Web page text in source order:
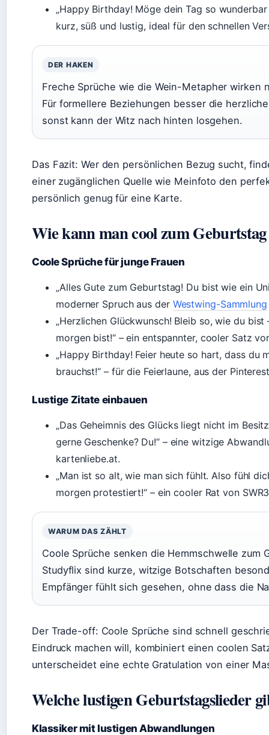
„Happy Birthday! Möge dein Tag so
kurz, süß und lustig, ideal für den schnellen
DER HAKEN
Freche Sprüche wie die Wein-Metapher wirken
Für formellere Beziehungen besser die
sonst kann der Witz nach hinten losgehen.
Das Fazit: Wer den persönlichen Bezug sucht,
einer zugänglichen Quelle wie Meinfoto den
persönlich genug für eine Karte.
Wie kann man cool zum
Coole Sprüche für junge Frauen
„Alles Gute zum Geburtstag! Du bist wie ein
moderner Spruch aus der Westwing-Sammlung
„Herzlichen Glückwunsch! Bleib so, wie du
morgen bist!“ – ein entspannter, cooler Satz
„Happy Birthday! Feier heute so hart, dass
brauchst!“ – für die Feierlaune, aus der
Lustige Zitate einbauen
„Das Geheimnis des Glücks liegt nicht im
gerne Geschenke? Du!“ – eine witzige
kartenliebe.at.
„Man ist so alt, wie man sich fühlt. Also fühl
morgen protestiert!“ – ein cooler Rat von
WARUM DAS ZÄHLT
Coole Sprüche senken die Hemmschwelle zum
Studyflix sind kurze, witzige Botschaften
Empfänger fühlt sich gesehen, ohne dass die
Der Trade-off: Coole Sprüche sind schnell
Eindruck machen will, kombiniert einen coolen
unterscheidet eine echte Gratulation von einer
Welche lustigen Geburtstagslieder
Klassiker mit lustigen Abwandlungen